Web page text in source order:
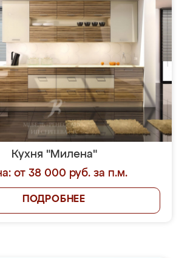
Кухня "Милена"
от 38 000 руб. за п.м.
ПОДРОБНЕЕ